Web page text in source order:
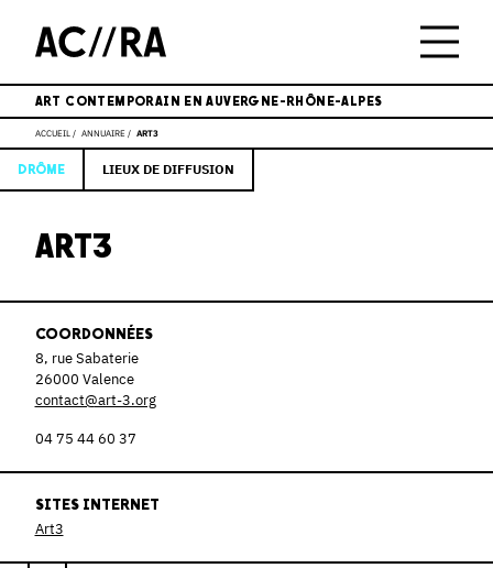
ART CONTEMPORAIN EN AUVERGNE-RHÔNE-ALPES
ACCUEIL ANNUAIRE ART3
DRÔME LIEUX DE DIFFUSION
ART3
COORDONNÉES
8, rue Sabaterie
26000 Valence
contact@art-3.org
04 75 44 60 37
SITES INTERNET
Art3